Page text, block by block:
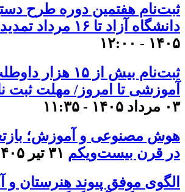
ثبت‌نام هفتمین دوره طرح
دانشگاه آزاد تا ۱۶ مرداد تمدید شد
۱۴۰۵ - ۱۲:۰۰
ثبت‌نام بیش از ۱۵
آموزشی تا امروز/ مهلت ثبت
۰۳ مرداد ۱۴۰۵ - ۱۱:۳۵
هوش مصنوعی و آموزش؛
در قرن بیست‌ویکم ۳۱ تیر ۱۴۰۵ - ۲۲:۳۰
الگوی موفق پیوند هنرستان